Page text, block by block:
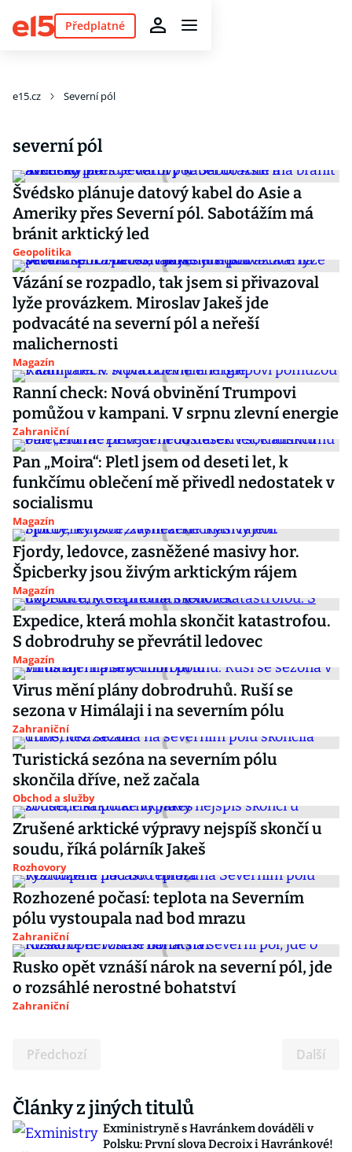
Předplatné
e15.cz Severní pól
severní pól
Švédsko plánuje datový kabel do Asie a
Ameriky přes Severní pól. Sabotážím má
bránit arktický led
Geopolitika
Vázání se rozpadlo, tak jsem si přivazoval
lyže provázkem. Miroslav Jakeš jde
podvacáté na severní pól a neřeší
malichernosti
Magazín
Ranní check: Nová obvinění Trumpovi
pomůžou v kampani. V srpnu zlevní energie
Zahraniční
Pan „Moira“: Pletl jsem od deseti let, k
funkčímu oblečení mě přivedl nedostatek v
socialismu
Magazín
Fjordy, ledovce, zasněžené masivy hor.
Špicberky jsou živým arktickým rájem
Magazín
Expedice, která mohla skončit katastrofou.
S dobrodruhy se převrátil ledovec
Magazín
Virus mění plány dobrodruhů. Ruší se
sezona v Himálaji i na severním pólu
Zahraniční
Turistická sezóna na severním pólu
skončila dříve, než začala
Obchod a služby
Zrušené arktické výpravy nejspíš skončí u
soudu, říká polárník Jakeš
Rozhovory
Rozhozené počasí: teplota na Severním
pólu vystoupala nad bod mrazu
Zahraniční
Rusko opět vznáší nárok na severní pól, jde
o rozsáhlé nerostné bohatství
Zahraniční
Předchozí Další
Články z jiných titulů
Exministryně s Havránkem dováděli v
Polsku: První slova Decroix i Havránkové!